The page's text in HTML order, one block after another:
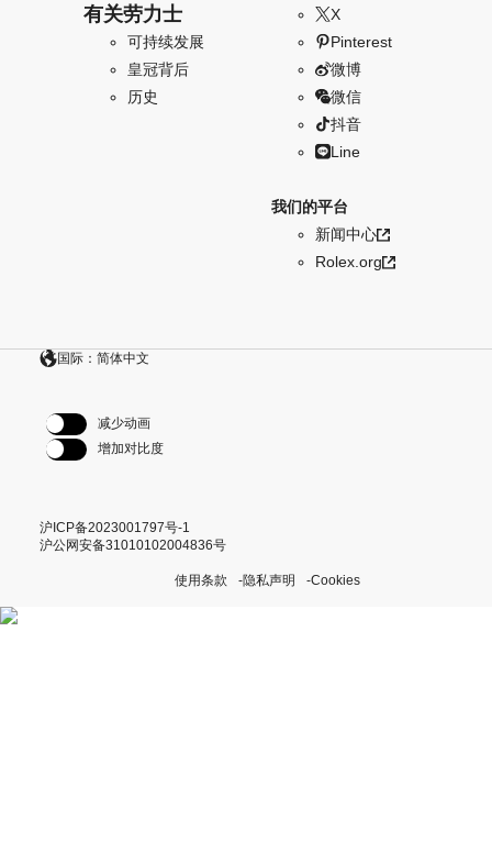
有关劳力士
可持续发展
皇冠背后
历史
X
Pinterest
微博
微信
抖音
Line
我们的平台
新闻中心
Rolex.org
国际：简体中文
减少动画
增加对比度
沪ICP备2023001797号-1
沪公网安备31010102004836号
使用条款 隐私声明 Cookies